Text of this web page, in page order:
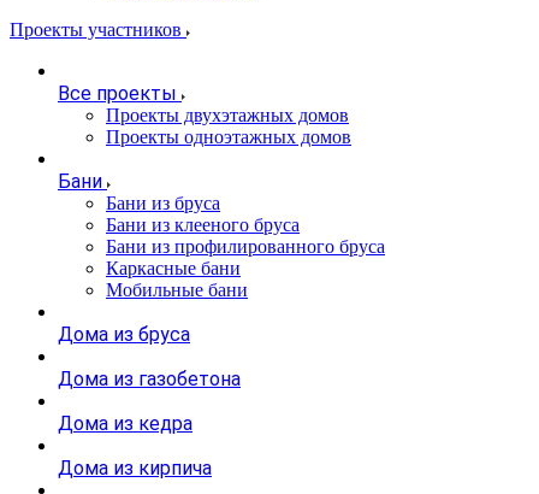
Проекты участников
Все проекты
Проекты двухэтажных домов
Проекты одноэтажных домов
Бани
Бани из бруса
Бани из клееного бруса
Бани из профилированного бруса
Каркасные бани
Мобильные бани
Дома из бруса
Дома из газобетона
Дома из кедра
Дома из кирпича